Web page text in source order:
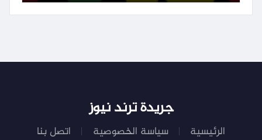
جريدة ترند نيوز
الرئيسية سياسة الخصوصية اتصل بنا